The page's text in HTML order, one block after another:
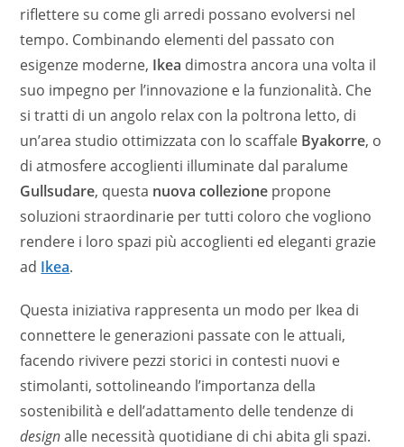
riflettere su come gli arredi possano evolversi nel
tempo. Combinando elementi del passato con
esigenze moderne, Ikea dimostra ancora una volta il
suo impegno per l’innovazione e la funzionalità. Che
si tratti di un angolo relax con la poltrona letto, di
un’area studio ottimizzata con lo scaffale Byakorre, o
di atmosfere accoglienti illuminate dal paralume
Gullsudare, questa nuova collezione propone
soluzioni straordinarie per tutti coloro che vogliono
rendere i loro spazi più accoglienti ed eleganti grazie
ad Ikea.
Questa iniziativa rappresenta un modo per Ikea di
connettere le generazioni passate con le attuali,
facendo rivivere pezzi storici in contesti nuovi e
stimolanti, sottolineando l’importanza della
sostenibilità e dell’adattamento delle tendenze di
designalle necessità quotidiane di chi abita gli spazi.